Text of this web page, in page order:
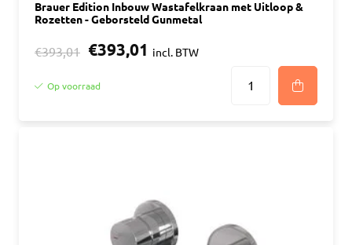
Brauer Edition Inbouw Wastafelkraan met Uitloop &
Rozetten - Geborsteld Gunmetal
€393,01 €393,01 incl. BTW
Op voorraad